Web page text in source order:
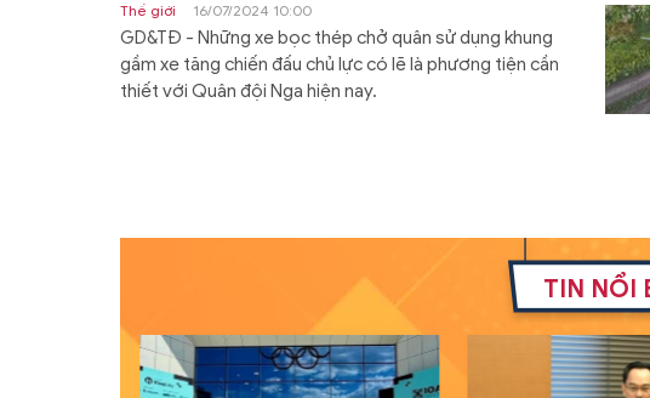
Thế giới 16/07/2024 10:00
GD&TĐ - Những xe bọc thép chở quân sử dụng khung
gầm xe tăng chiến đấu chủ lực có lẽ là phương tiện cần
thiết với Quân đội Nga hiện nay.
TIN NỔI